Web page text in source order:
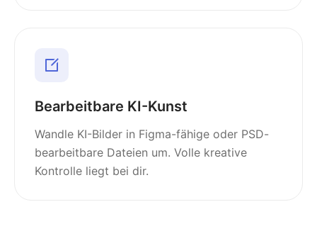
Bearbeitbare KI-Kunst
Wandle KI-Bilder in Figma-fähige oder PSD-
bearbeitbare Dateien um. Volle kreative
Kontrolle liegt bei dir.